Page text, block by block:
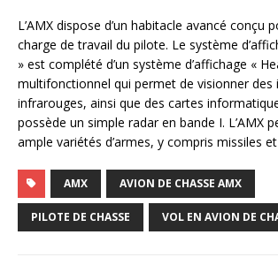
L’AMX dispose d’un habitacle avancé conçu
charge de travail du pilote. Le système
» est complété d’un système d’affichage «
multifonctionnel qui permet de visionner des
infrarouges, ainsi que des cartes
possède un simple radar en bande I. L’AMX
ample variétés d’armes, y compris missiles
AMX AVION DE CHASSE AMX
PILOTE DE CHASSE VOL EN AVION DE